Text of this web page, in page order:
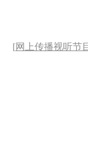
[网上传播视听节